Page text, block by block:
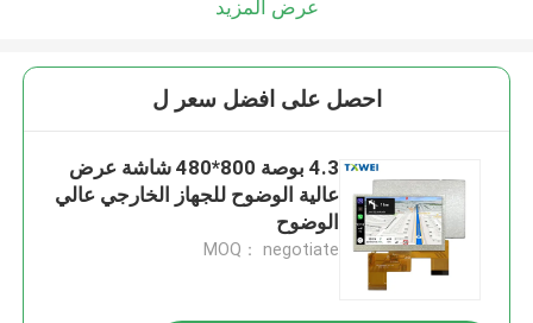
عرض المزيد
احصل على افضل سعر ل
4.3 بوصة 800*480 شاشة عرض
عالية الوضوح للجهاز الخارجي عالي
الوضوح
MOQ： negotiate